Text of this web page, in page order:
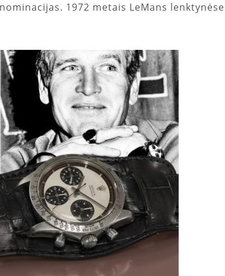
1972 metais LeMans lenktynėse